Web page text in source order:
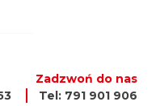
Zadzwoń do nas
Tel: 791 901 906